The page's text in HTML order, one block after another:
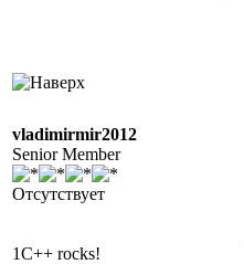
vladimirmir2012
Senior Member
Отсутствует
1C++ rocks!